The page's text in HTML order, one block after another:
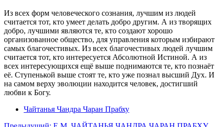
Из всех форм человеческого сознания, лучшим из людей
считается тот, кто умеет делать добро другим. А из творящих
добро, лучшими являются те, кто создают хорошо
организованное общество, для управления которым избирают
самых благочестивых. Из всех благочестивых людей лучшим
считается тот, кто интересуется Абсолютной Истиной. А из
всех интересующихся ещё выше поднимаются те, кто познаёт
её. Ступенькой выше стоят те, кто уже познал высший Дух. И
на самом верху эволюции находится человек, достигший
любви к Богу.
Чайтанья Чандра Чаран Прабху